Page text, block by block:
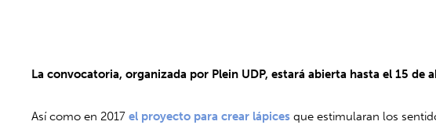
La convocatoria, organizada por Plein UDP, estará abierta hasta el 15 de
Así como en 2017el proyecto para crear lápices que estimularan los